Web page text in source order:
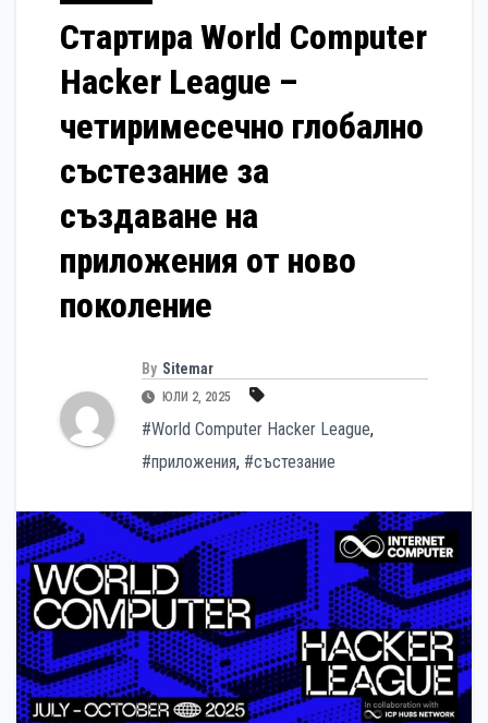
Стартира World Computer
Hacker League –
четиримесечно глобално
състезание за
създаване на
приложения от ново
поколение
By Sitemar
ЮЛИ 2, 2025
#World Computer Hacker League,
#приложения, #състезание